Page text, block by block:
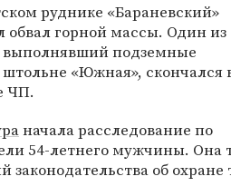
руднике «Бараневский»
обвал горной массы. Один из
выполнявший подземные
«Южная», скончался
ЧП.
начала расследование по
54-летнего мужчины. Она
законодательства об